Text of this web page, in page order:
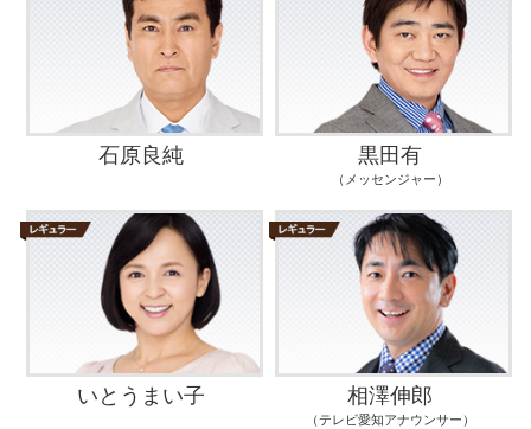
石原良純 黒田有
（メッセンジャー）
いとうまい子 相澤伸郎
（テレビ愛知アナウンサー）